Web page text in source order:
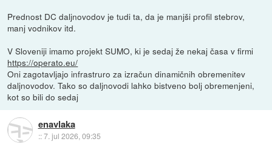
Prednost DC daljnovodov je tudi ta, da je manjši profil stebrov,
manj vodnikov itd.
V Sloveniji imamo projekt SUMO, ki je sedaj že nekaj časa v firmi
https://operato.eu/
Oni zagotavljajo infrastruro za izračun dinamičnih obremenitev
daljnovodov. Tako so daljnovodi lahko bistveno bolj obremenjeni,
kot so bili do sedaj
enavlaka
::7. jul 2026, 09:35